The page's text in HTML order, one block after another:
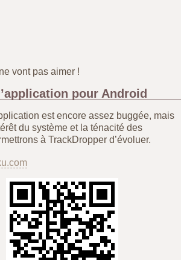
vont pas aimer !
pour Android
est encore assez buggée, mais
du système et la ténacité des
à TrackDropper d’évoluer.